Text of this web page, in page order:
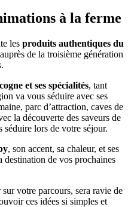
à la ferme
les produits authentiques du
de la troisième génération
et ses spécialités, tant
va vous séduire avec ses
parc d’attraction, caves de
la découverte des saveurs de
lors de votre séjour.
, son accent, sa chaleur, et ses
destination de vos prochaines
votre parcours, sera ravie de
ces idées si simples et